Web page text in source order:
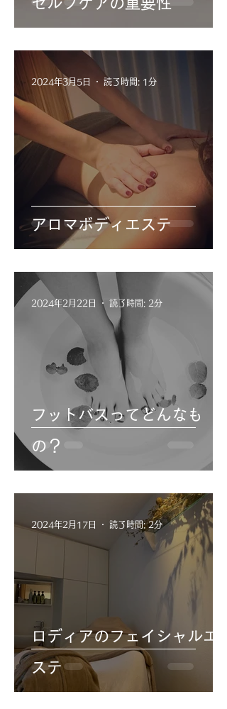
アロマボディエステ
2024年3月5日 読了時間: 1分
フットバスってどんなも
の？
2024年2月22日 読了時間: 2分
ロディアのフェイシャルエ
ステ
2024年2月17日 読了時間: 2分